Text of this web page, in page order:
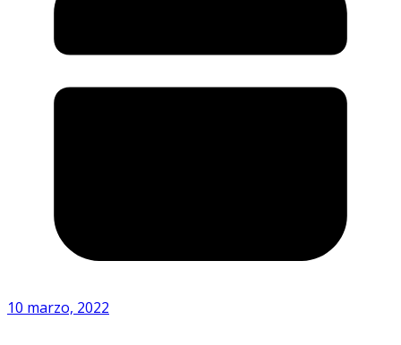
10 marzo, 2022